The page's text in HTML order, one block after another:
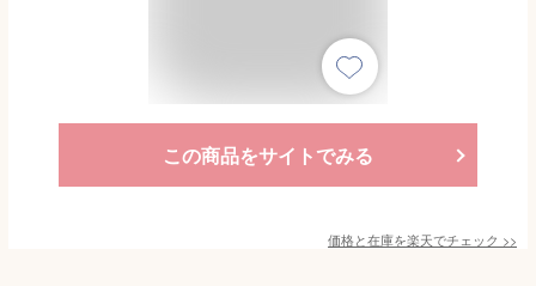
この商品をサイトでみる
価格と在庫を楽天でチェック >>